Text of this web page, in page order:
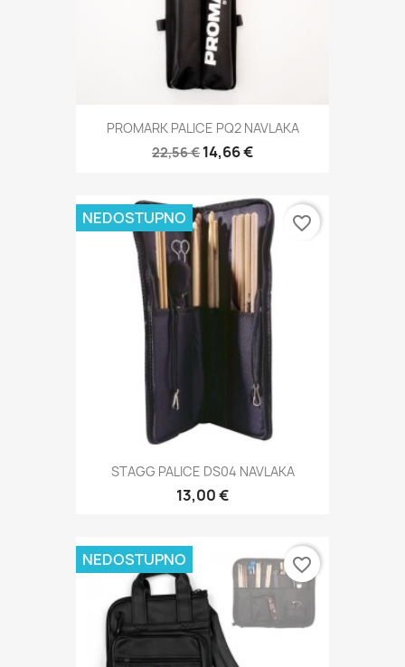
PROMARK PALICE PQ2 NAVLAKA
22,56 € 14,66 €
STAGG PALICE DS04 NAVLAKA
13,00 €
NEDOSTUPNO favorite_border
NEDOSTUPNO favorite_border